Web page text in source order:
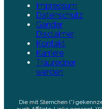
Impressum
Datenschutz
Gender
Disclaimer
Kontakt
Karriere
Trauredner
werden
Die mit Sternchen (*)